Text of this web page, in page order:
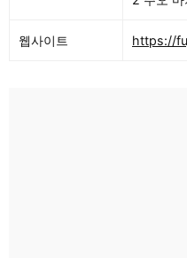
웹사이트 https://